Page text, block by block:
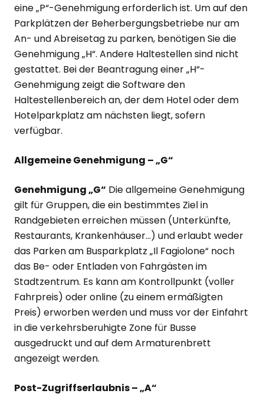
eine „P“-Genehmigung erforderlich ist. Um auf den
Parkplätzen der Beherbergungsbetriebe nur am
An- und Abreisetag zu parken, benötigen Sie die
Genehmigung „H“. Andere Haltestellen sind nicht
gestattet. Bei der Beantragung einer „H“-
Genehmigung zeigt die Software den
Haltestellenbereich an, der dem Hotel oder dem
Hotelparkplatz am nächsten liegt, sofern
verfügbar.
Allgemeine Genehmigung – „G“
Genehmigung „G“ Die allgemeine Genehmigung
gilt für Gruppen, die ein bestimmtes Ziel in
Randgebieten erreichen müssen (Unterkünfte,
Restaurants, Krankenhäuser...) und erlaubt weder
das Parken am Busparkplatz „Il Fagiolone“ noch
das Be- oder Entladen von Fahrgästen im
Stadtzentrum. Es kann am Kontrollpunkt (voller
Fahrpreis) oder online (zu einem ermäßigten
Preis) erworben werden und muss vor der Einfahrt
in die verkehrsberuhigte Zone für Busse
ausgedruckt und auf dem Armaturenbrett
angezeigt werden.
Post-Zugriffserlaubnis – „A“